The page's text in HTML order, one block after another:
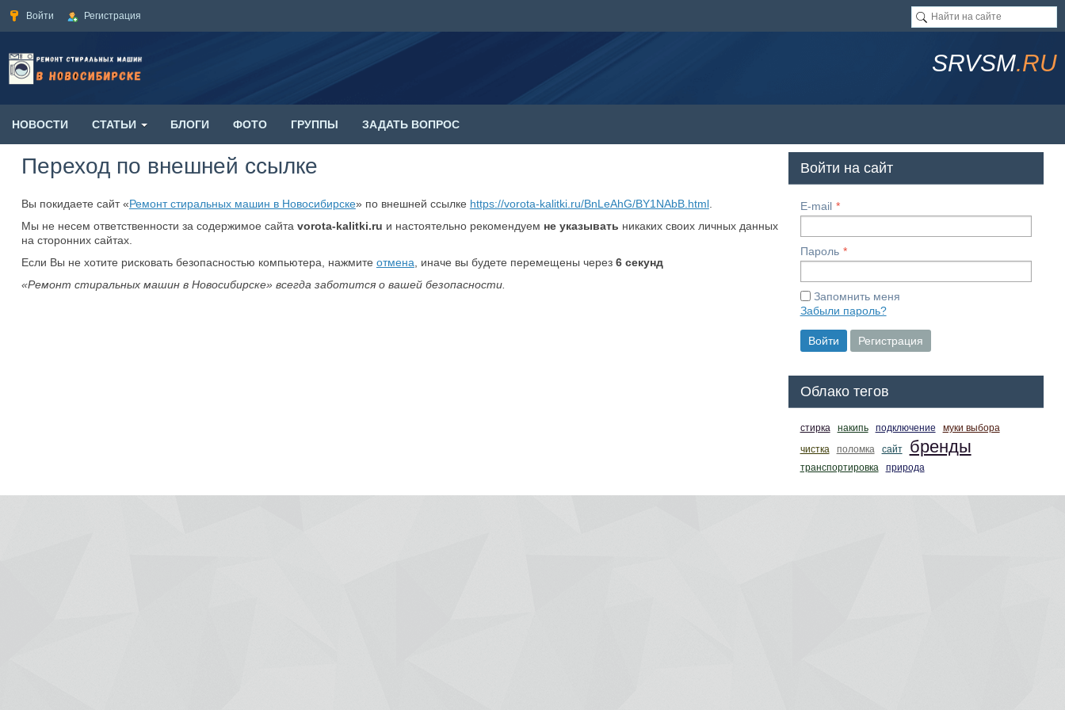
Войти Регистрация
SRVSM.RU
НОВОСТИ СТАТЬИ БЛОГИ ФОТО ГРУППЫ ЗАДАТЬ ВОПРОС
Переход по внешней ссылке
Вы покидаете сайт «Ремонт стиральных машин в Новосибирске» по внешней ссылке https://vorota-kalitki.ru/BnLeAhG/BY1NAbB.html.
Мы не несем ответственности за содержимое сайта vorota-kalitki.ru и настоятельно рекомендуем не указывать никаких своих личных данных
на сторонних сайтах.
Если Вы не хотите рисковать безопасностью компьютера, нажмите отмена , иначе вы будете перемещены через 6секунд
«Ремонт стиральных машин в Новосибирске» всегда заботится о вашей безопасности.
Войти на сайт
E-mail
Пароль
Запомнить меня
Забыли пароль?
Войти Регистрация
Облако тегов
стирка накипь подключение
муки выбора
чистка
поломка сайт бренды
транспортировка природа